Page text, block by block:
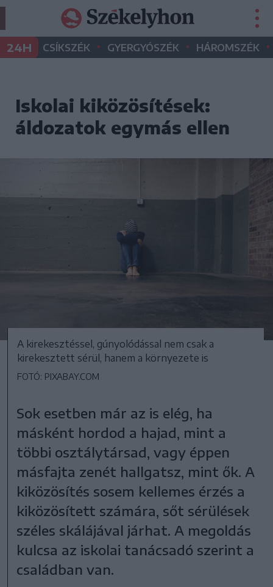
24H CSÍKSZÉK • GYERGYÓSZÉK • HÁROMSZÉK •
Iskolai kiközösítések:
áldozatok egymás ellen
A kirekesztéssel, gúnyolódással nem csak a
kirekesztett sérül, hanem a környezete is
FOTÓ: PIXABAY.COM
Sok esetben már az is elég, ha
másként hordod a hajad, mint a
többi osztálytársad, vagy éppen
másfajta zenét hallgatsz, mint ők. A
kiközösítés sosem kellemes érzés a
kiközösített számára, sőt sérülések
széles skálájával járhat. A megoldás
kulcsa az iskolai tanácsadó szerint a
családban van.